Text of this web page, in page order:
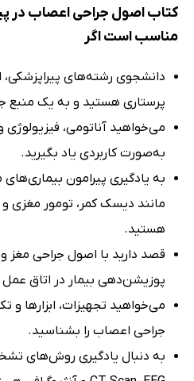
کتاب اصول جراحی اعصاب در
مناسب است اگر
دانشجوی رشته‌های پیراپزشکی،
پرستاری هستید و به یک منبع
می‌خواهید آناتومی،
به‌صورت کاربردی یاد بگیرید.
به یادگیری پیرامون
مانند دیسک کمر، تومور مغزی
هستید.
قصد دارید با اصول جراحی مغز
پوزیشن‌دهی بیمار در اتاق
می‌خواهید تجهیزات، ابزارها و
جراحی اعصاب را بشناسید.